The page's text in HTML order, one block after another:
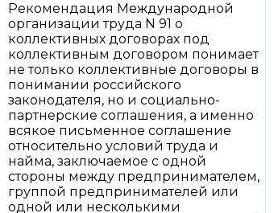
Рекомендация Международной
организации труда N 91 о
коллективных договорах под
коллективным договором понимает
не только коллективные договоры в
понимании российского
законодателя, но и социально-
партнерские соглашения, а именно
всякое письменное соглашение
относительно условий труда и
найма, заключаемое с одной
стороны между предпринимателем,
группой предпринимателей или
одной или несколькими